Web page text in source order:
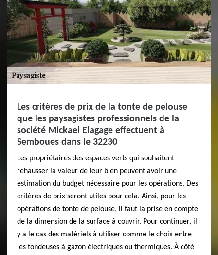
Les critères de prix de la tonte de pelouse
que les paysagistes professionnels de la
société Mickael Elagage effectuent à
Semboues dans le 32230
Les propriétaires des espaces verts qui souhaitent
rehausser la valeur de leur bien peuvent avoir une
estimation du budget nécessaire pour les opérations. Des
critères de prix seront utiles pour cela. Ainsi, pour les
opérations de tonte de pelouse, il faut la prise en compte
de la dimension de la surface à couvrir. Pour continuer, il
y a le cas des matériels à utiliser comme le choix entre
les tondeuses à gazon électriques ou thermiques. À côté